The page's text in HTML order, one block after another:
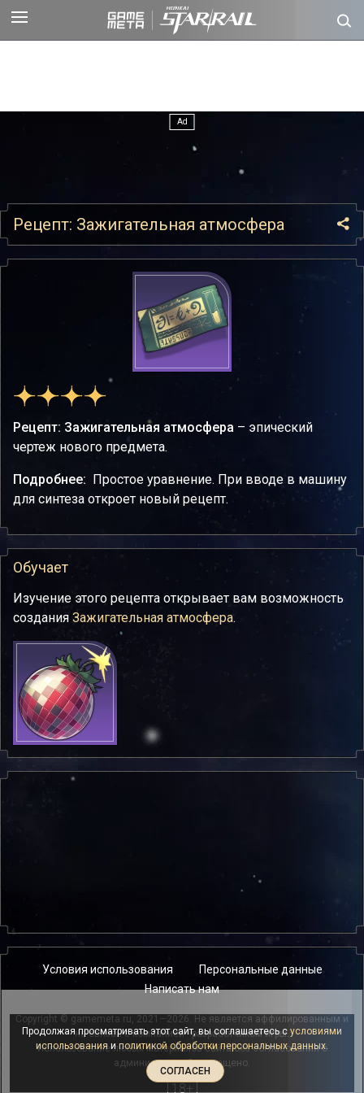
Рецепт: Зажигательная атмосфера
Рецепт: Зажигательная атмосфера – эпический
чертеж нового предмета.
Подробнее: Простое уравнение. При вводе в машину
для синтеза откроет новый рецепт.
Обучает
Изучение этого рецепта открывает вам возможность
создания Зажигательная атмосфера.
Условия использования
Персональные данные
Написать нам
Copyright © gamemeta.ru, 2021—2026. Не является аффилированным и
не связан с компанией - разработчиком игры.
Использование любых материалов сайта без согласования с
администрацией запрещено.
18+
Продолжая просматривать этот сайт, вы соглашаетесь с условиями
использованияиполитикой обработки персональных данных.
СОГЛАСЕН